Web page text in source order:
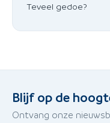
Teveel gedoe?
Blijf op de
Ontvang onze